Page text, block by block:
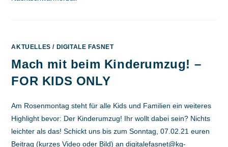
AKTUELLES / DIGITALE FASNET
Mach mit beim Kinderumzug! –
FOR KIDS ONLY
Am Rosenmontag steht für alle Kids und Familien ein weiteres
Highlight bevor: Der Kinderumzug! Ihr wollt dabei sein? Nichts
leichter als das! Schickt uns bis zum Sonntag, 07.02.21 euren
Beitrag (kurzes Video oder Bild) an digitalefasnet@kg-